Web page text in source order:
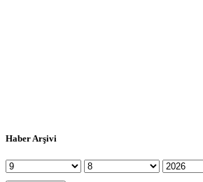
Haber Arşivi